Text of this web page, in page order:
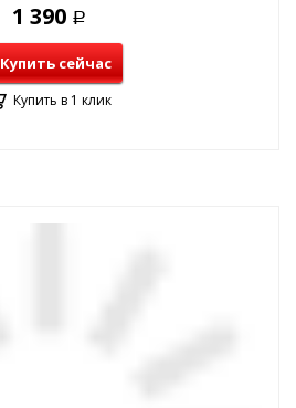
1 390 Р
Купить сейчас
Купить в 1 клик